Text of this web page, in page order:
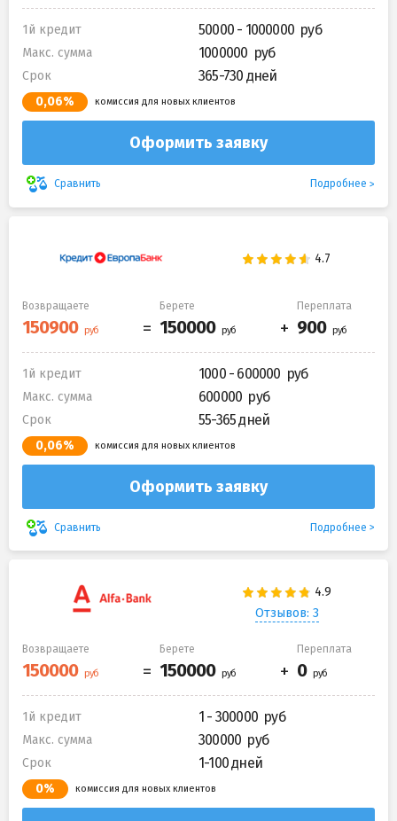
1й кредит 50000 - 1000000
Макс. сумма 1000000
Срок 365-730 дней
0,06% комиссия для новых клиентов
Оформить заявку
Сравнить Подробнее
Возвращаете Берете Переплата
1й кредит 1000 - 600000
Макс. сумма 600000
Срок 55-365 дней
0,06% комиссия для новых клиентов
Оформить заявку
Сравнить Подробнее
Отзывов: 3
Возвращаете Берете Переплата
1й кредит 1 - 300000
Макс. сумма 300000
Срок 1-100 дней
0% комиссия для новых клиентов